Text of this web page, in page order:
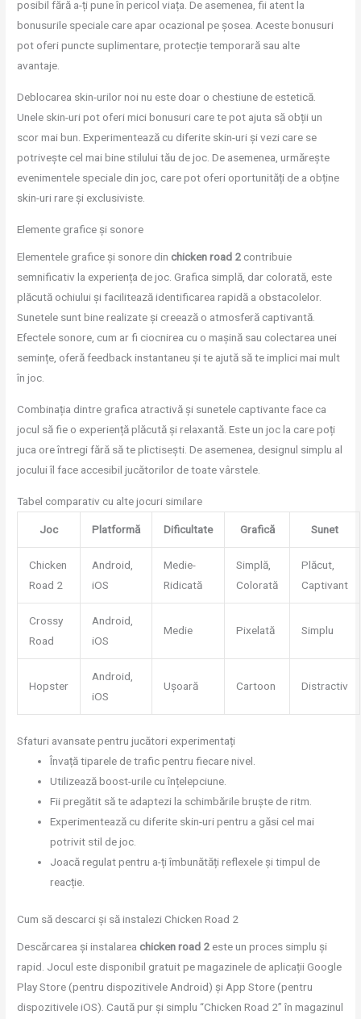
posibil fără a-ți pune în pericol viața. De asemenea, fii atent la
bonusurile speciale care apar ocazional pe șosea. Aceste bonusuri
pot oferi puncte suplimentare, protecție temporară sau alte
avantaje.
Deblocarea skin-urilor noi nu este doar o chestiune de estetică.
Unele skin-uri pot oferi mici bonusuri care te pot ajuta să obții un
scor mai bun. Experimentează cu diferite skin-uri și vezi care se
potrivește cel mai bine stilului tău de joc. De asemenea, urmărește
evenimentele speciale din joc, care pot oferi oportunități de a obține
skin-uri rare și exclusiviste.
Elemente grafice și sonore
Elementele grafice și sonore din chicken road 2 contribuie
semnificativ la experiența de joc. Grafica simplă, dar colorată, este
plăcută ochiului și facilitează identificarea rapidă a obstacolelor.
Sunetele sunt bine realizate și creează o atmosferă captivantă.
Efectele sonore, cum ar fi ciocnirea cu o mașină sau colectarea unei
semințe, oferă feedback instantaneu și te ajută să te implici mai mult
în joc.
Combinația dintre grafica atractivă și sunetele captivante face ca
jocul să fie o experiență plăcută și relaxantă. Este un joc la care poți
juca ore întregi fără să te plictisești. De asemenea, designul simplu al
jocului îl face accesibil jucătorilor de toate vârstele.
Tabel comparativ cu alte jocuri similare
Joc Platformă Dificultate Grafică Sunet
Chicken
Road 2
Android,
iOS
Medie-
Ridicată
Simplă,
Colorată
Plăcut,
Captivant
Crossy
Road
Android,
iOS
Medie Pixelată Simplu
Hopster
Android,
iOS
Ușoară Cartoon Distractiv
Sfaturi avansate pentru jucători experimentați
Învață tiparele de trafic pentru fiecare nivel.
Utilizează boost-urile cu înțelepciune.
Fii pregătit să te adaptezi la schimbările bruște de ritm.
Experimentează cu diferite skin-uri pentru a găsi cel mai
potrivit stil de joc.
Joacă regulat pentru a-ți îmbunătăți reflexele și timpul de
reacție.
Cum să descarci și să instalezi Chicken Road 2
Descărcarea și instalarea chicken road 2 este un proces simplu și
rapid. Jocul este disponibil gratuit pe magazinele de aplicații Google
Play Store (pentru dispozitivele Android) și App Store (pentru
dispozitivele iOS). Caută pur și simplu “Chicken Road 2” în magazinul